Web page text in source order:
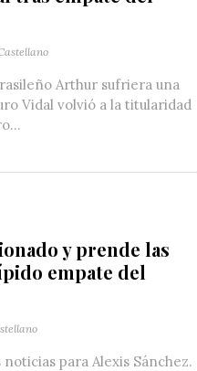
Arthur sufriera una
Vidal volvió a la titularidad
y prende las
empate del
para Alexis Sánchez.